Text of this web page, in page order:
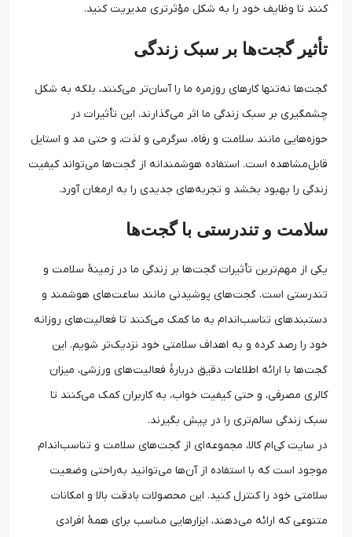
کنند تا وظایف خود را به شکل مؤثرتری مدیریت کنید.
تأثیر گجت‌ها بر سبک زندگی
گجت‌ها نه‌تنها کارهای روزمره ما را آسان‌تر می‌کنند، بلکه به شکل
چشمگیری بر سبک زندگی ما اثر می‌گذارند. این تأثیرات در
حوزه‌هایی مانند سلامت و رفاه، سرگرمی و لذت، و حتی مد و استایل
قابل‌مشاهده است. استفاده هوشمندانه از گجت‌ها می‌تواند کیفیت
زندگی را بهبود بخشد و تجربه‌های جدیدی را به ارمغان آورد.
سلامت و تندرستی با گجت‌ها
یکی از مهم‌ترین تأثیرات گجت‌ها بر زندگی ما در زمینهٔ سلامت و
تندرستی است. گجت‌های پوشیدنی مانند ساعت‌های هوشمند و
دستبندهای تناسب‌اندام به ما کمک می‌کنند تا فعالیت‌های روزانه
خود را رصد کرده و به اهداف سلامتی خود نزدیک‌تر شویم. این
گجت‌ها با ارائه اطلاعات دقیق دربارهٔ فعالیت‌های ورزشی، میزان
کالری مصرفی، و حتی کیفیت خواب، به کاربران کمک می‌کنند تا
سبک زندگی سالم‌تری را در پیش بگیرند.
در سایت کی‌ام کالا، مجموعه‌ای از گجت‌های سلامت و تناسب‌اندام
موجود است که با استفاده از آن‌ها می‌توانید به‌راحتی وضعیت
سلامتی خود را کنترل کنید. این محصولات بادقت بالا و امکانات
متنوعی که ارائه می‌دهند، ابزارهایی مناسب برای همهٔ افرادی